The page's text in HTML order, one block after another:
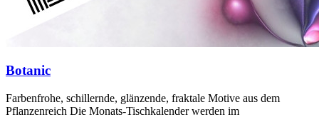
Botanic
Farbenfrohe, schillernde, glänzende, fraktale Motive aus dem
Pflanzenreich Die Monats-Tischkalender werden im